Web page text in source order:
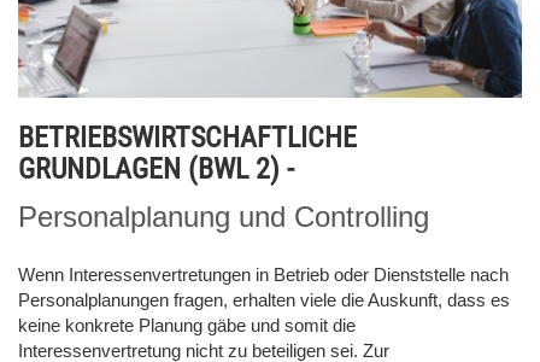
BETRIEBSWIRTSCHAFTLICHE
GRUNDLAGEN (BWL 2) -
Personalplanung und Controlling
Wenn Interessenvertretungen in Betrieb oder Dienststelle nach
Personalplanungen fragen, erhalten viele die Auskunft, dass es
keine konkrete Planung gäbe und somit die
Interessenvertretung nicht zu beteiligen sei. Zur